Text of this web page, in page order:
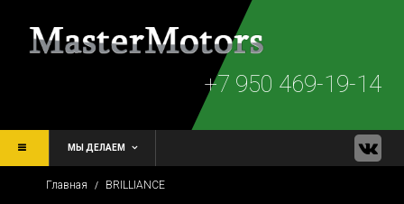
+7 950 469-19-14
МЫ ДЕЛАЕМ
Главная / BRILLIANCE